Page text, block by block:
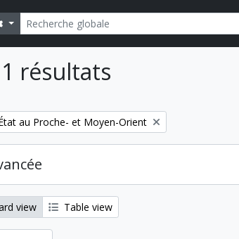
Search options
résultats
au Proche- et Moyen-Orient
view Table view